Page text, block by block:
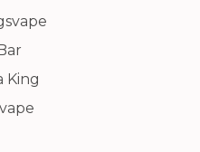
King